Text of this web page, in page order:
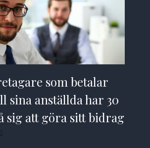
som betalar
sina anställda har 30
sig att göra sitt bidrag